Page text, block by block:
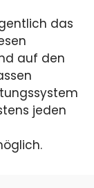
das
auf den
jeden